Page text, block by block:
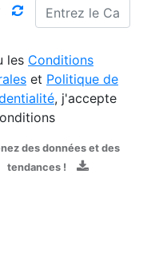
les Conditions
et Politique de
, j'accepte
des données et des
tendances !